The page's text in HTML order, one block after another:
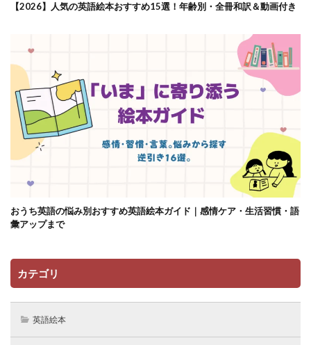
【2026】人気の英語絵本おすすめ15選！年齢別・全冊和訳＆動画付き
おうち英語の悩み別おすすめ英語絵本ガイド｜感情ケア・生活習慣・語
彙アップまで
カテゴリ
英語絵本